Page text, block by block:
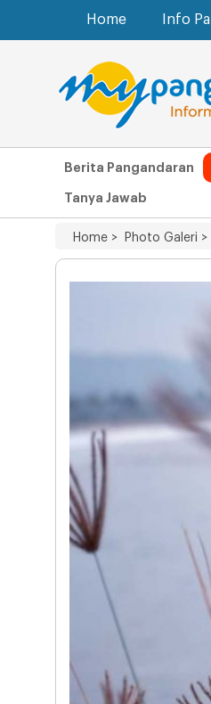
Home Info
Berita Pangandaran
Tanya Jawab
Home > Photo Galeri >